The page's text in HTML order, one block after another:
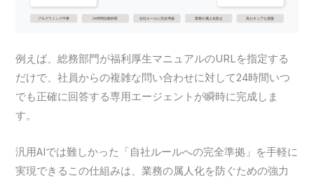
例えば、総務部門が福利厚生マニュアルのURLを指定する
だけで、社員からの複雑な問い合わせに対して24時間いつ
でも正確に回答する専用エージェントが瞬時に完成しま
す。
汎用AIでは難しかった「自社ルールへの完全準拠」を手軽に
実現できるこの仕組みは、業務の属人化を防ぐための強力